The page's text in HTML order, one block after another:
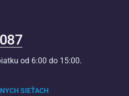
SIEŤACH
od 6:00 do 15:00.